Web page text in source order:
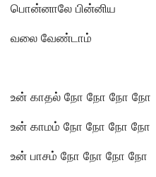
பொன்னாலே பின்னிய
வலை வேண்டாம்
உன் காதல் நோ நோ நோ நோ
உன் காமம் நோ நோ நோ நோ
உன் பாசம் நோ நோ நோ நோ